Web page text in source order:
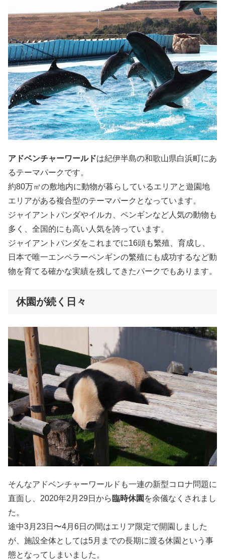
アドベンチャーワールドは紀伊半島の和歌山県白浜町にあ
るテーマパークです。
約80万㎡の敷地内に動物が暮らしているエリアと遊園地
エリアがある複合型のテーマパークとなっています。
ジャイアントパンダやイルカ、ペンギンなど人気の動物も
多く、全国的にも高い人気を誇っています。
ジャイアントパンダをこれまでに16頭も繁殖、育成し、
日本で唯一エンペラーペンギンの繁殖にも成功するなど動
物を育てる確かな実績を残してきたパークでもあります。
休園が続く日々
そんなアドベンチャーワールドも一連の新型コロナ問題に
直面し、2020年2月29日から 臨時休園 を余儀なくされまし
た。
途中3月23日〜4月6日の間はエリア限定で開園しました
が、施設全体としては5月までの長期に渡る休園という事
態となってしまいました。